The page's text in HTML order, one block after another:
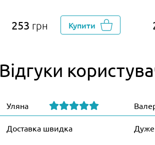
253 грн Купити
Відгуки
Уляна
Доставка швидка